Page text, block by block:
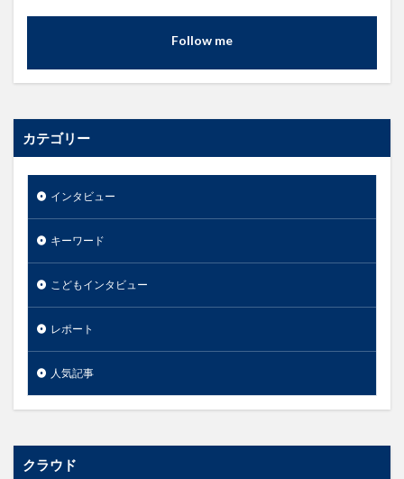
Follow me
カテゴリー
インタビュー
キーワード
こどもインタビュー
レポート
人気記事
クラウド